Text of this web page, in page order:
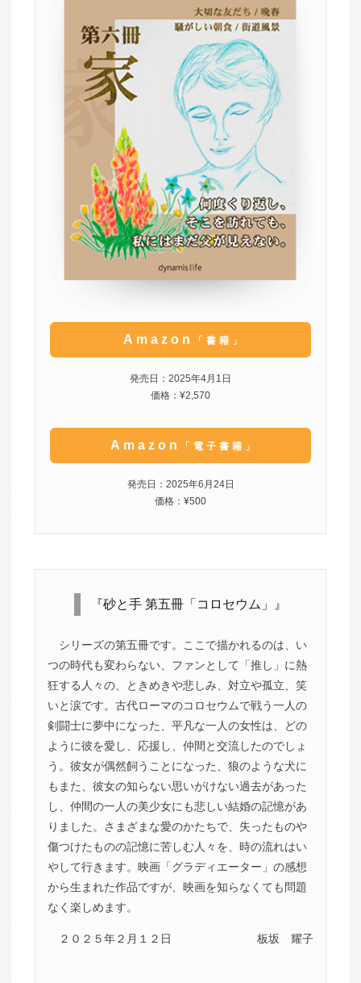
Amazon 「書籍」
発売日：2025年4月1日
価格：¥2,570
Amazon 「電子書籍」
発売日：2025年6月24日
価格：¥500
『砂と手 第五冊「コロセウム」』
シリーズの第五冊です。ここで描かれるのは、い
つの時代も変わらない、ファンとして「推し」に熱
狂する人々の、ときめきや悲しみ、対立や孤立、笑
いと涙です。古代ローマのコロセウムで戦う一人の
剣闘士に夢中になった、平凡な一人の女性は、どの
ように彼を愛し、応援し、仲間と交流したのでしょ
う。彼女が偶然飼うことになった、狼のような犬に
もまた、彼女の知らない思いがけない過去があった
し、仲間の一人の美少女にも悲しい結婚の記憶があ
りました。さまざまな愛のかたちで、失ったものや
傷つけたものの記憶に苦しむ人々を、時の流れはい
やして行きます。映画「グラディエーター」の感想
から生まれた作品ですが、映画を知らなくても問題
なく楽しめます。
２０２５年２月１２日 板坂 耀子